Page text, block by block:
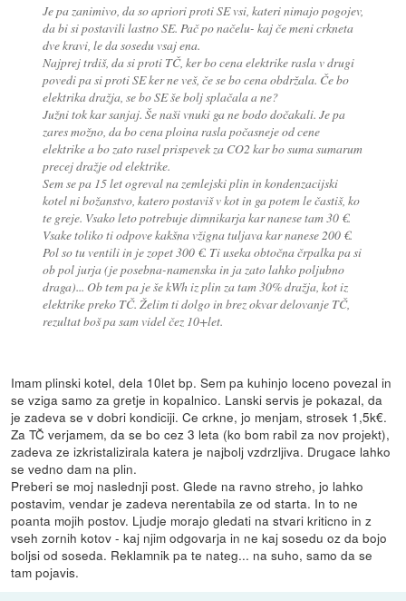
Je pa zanimivo, da so apriori proti SE vsi, kateri nimajo pogojev,
da bi si postavili lastno SE. Pač po načelu- kaj če meni crkneta
dve kravi, le da sosedu vsaj ena.
Najprej trdiš, da si proti TČ, ker bo cena elektrike rasla v drugi
povedi pa si proti SE ker ne veš, če se bo cena obdržala. Če bo
elektrika dražja, se bo SE še bolj splačala a ne?
Južni tok kar sanjaj. Še naši vnuki ga ne bodo dočakali. Je pa
zares možno, da bo cena ploina rasla počasneje od cene
elektrike a bo zato rasel prispevek za CO2 kar bo suma sumarum
precej dražje od elektrike.
Sem se pa 15 let ogreval na zemlejski plin in kondenzacijski
kotel ni božanstvo, katero postaviš v kot in ga potem le častiš, ko
te greje. Vsako leto potrebuje dimnikarja kar nanese tam 30 €.
Vsake toliko ti odpove kakšna vžigna tuljava kar nanese 200 €.
Pol so tu ventili in je zopet 300 €. Ti useka obtočna črpalka pa si
ob pol jurja (je posebna-namenska in ja zato lahko poljubno
draga)... Ob tem pa je še kWh iz plin za tam 30% dražja, kot iz
elektrike preko TČ. Želim ti dolgo in brez okvar delovanje TČ,
rezultat boš pa sam videl čez 10+let.
Imam plinski kotel, dela 10let bp. Sem pa kuhinjo loceno povezal in
se vziga samo za gretje in kopalnico. Lanski servis je pokazal, da
je zadeva se v dobri kondiciji. Ce crkne, jo menjam, strosek 1,5k€.
Za TČ verjamem, da se bo cez 3 leta (ko bom rabil za nov projekt),
zadeva ze izkristalizirala katera je najbolj vzdrzljiva. Drugace lahko
se vedno dam na plin.
Preberi se moj naslednji post. Glede na ravno streho, jo lahko
postavim, vendar je zadeva nerentabila ze od starta. In to ne
poanta mojih postov. Ljudje morajo gledati na stvari kriticno in z
vseh zornih kotov - kaj njim odgovarja in ne kaj sosedu oz da bojo
boljsi od soseda. Reklamnik pa te nateg... na suho, samo da se
tam pojavis.